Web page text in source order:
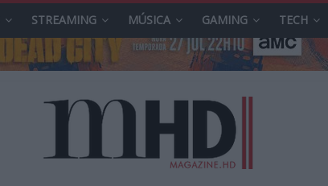
STREAMING MÚSICA GAMING TECH